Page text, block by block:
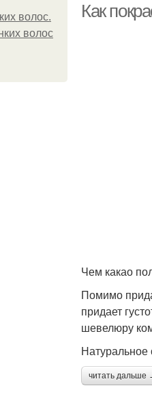
волос.
волос
Как
Чем какао
Помимо
придает
шевелюру
читать дальше